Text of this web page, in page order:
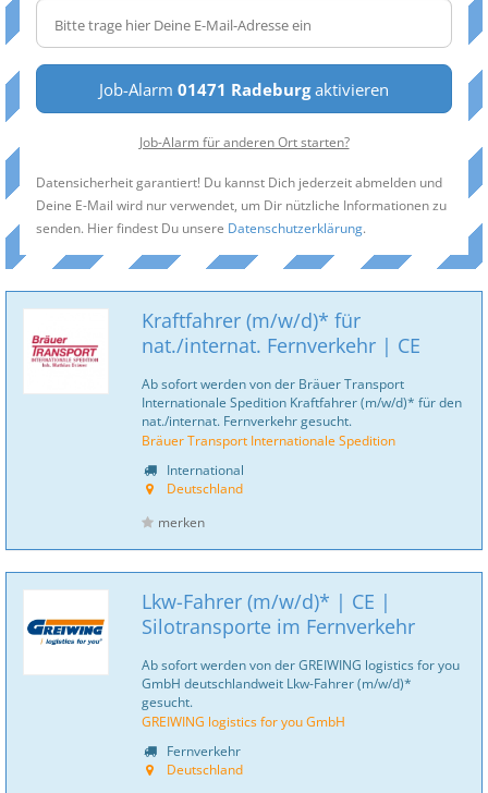
Job-Alarm 01471 Radeburgaktivieren
Job-Alarm für anderen Ort starten?
Datensicherheit garantiert! Du kannst Dich jederzeit abmelden und
Deine E-Mail wird nur verwendet, um Dir nützliche Informationen zu
senden. Hier findest Du unsere Datenschutzerklärung.
Kraftfahrer (m/w/d)* für
nat./internat. Fernverkehr | CE
Ab sofort werden von der Bräuer Transport
Internationale Spedition Kraftfahrer (m/w/d)* für den
nat./internat. Fernverkehr gesucht.
Bräuer Transport Internationale Spedition
International
Deutschland
merken
Lkw-Fahrer (m/w/d)* | CE |
Silotransporte im Fernverkehr
Ab sofort werden von der GREIWING logistics for you
GmbH deutschlandweit Lkw-Fahrer (m/w/d)*
gesucht.
GREIWING logistics for you GmbH
Fernverkehr
Deutschland